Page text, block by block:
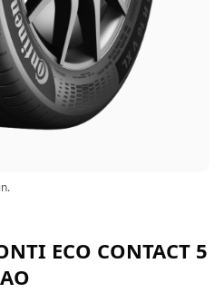
ECO CONTACT 5